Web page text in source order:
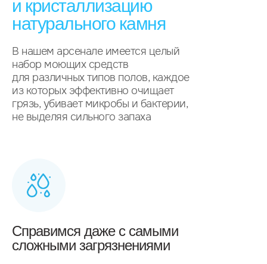
и кристаллизацию
натурального камня
В нашем арсенале имеется целый
набор моющих средств
для различных типов полов, каждое
из которых эффективно очищает
грязь, убивает микробы и бактерии,
не выделяя сильного запаха
Справимся даже с самыми
сложными загрязнениями